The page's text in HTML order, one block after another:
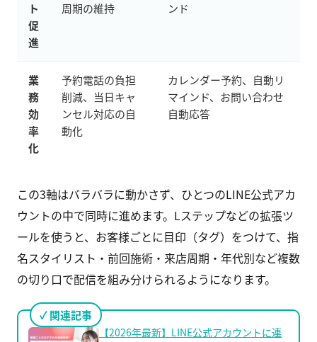
ト
促
進
周期の維持
ンド
業
務
効
率
化
予約電話の負担
削減、当日キャ
ンセル対応の自
動化
カレンダー予約、自動リ
マインド、お問い合わせ
自動応答
この3軸はバラバラに動かさず、ひとつのLINE公式アカ
ウントの中で同時に進めます。Lステップなどの拡張ツ
ールを使うと、お客様ごとに目印（タグ）をつけて、指
名スタイリスト・前回施術・来店周期・年代別など複数
の切り口で配信を組み分けられるようになります。
関連記事
【2026年最新】LINE公式アカウントに連